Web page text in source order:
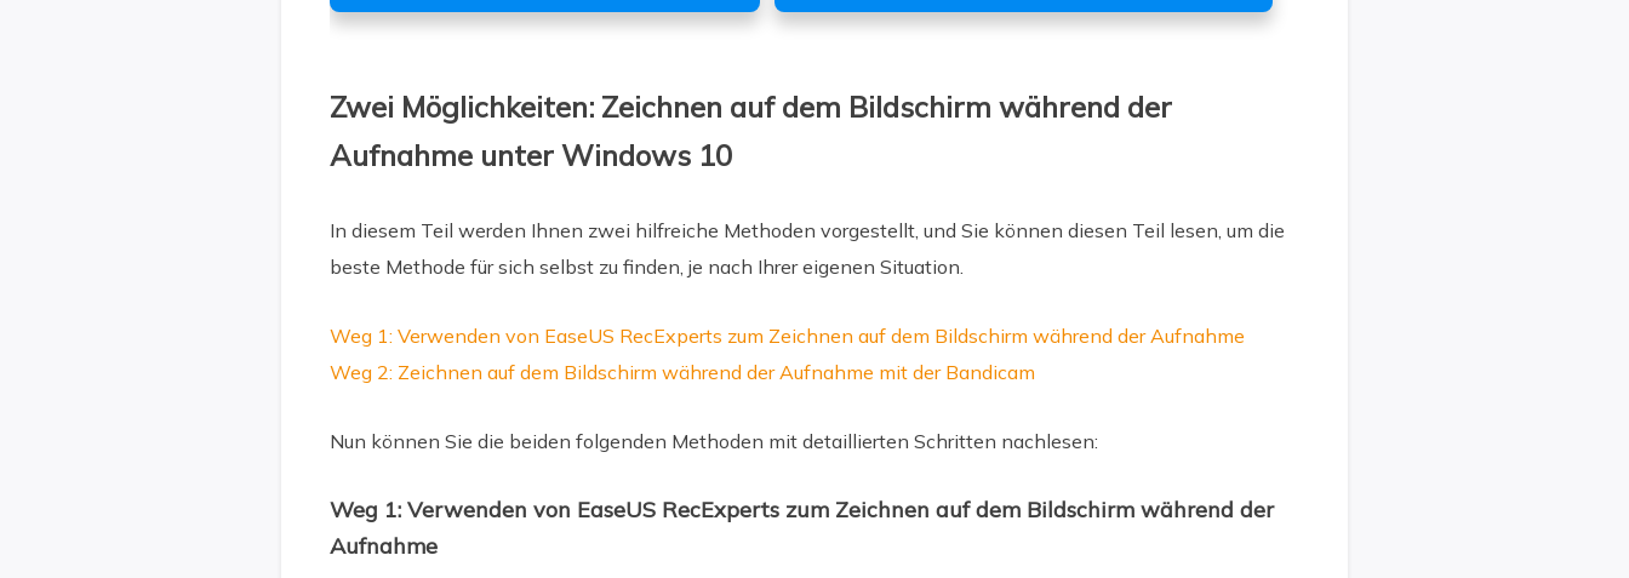
Zwei Möglichkeiten: Zeichnen auf dem Bildschirm während der
Aufnahme unter Windows 10
In diesem Teil werden Ihnen zwei hilfreiche Methoden vorgestellt, und Sie können diesen Teil lesen, um die
beste Methode für sich selbst zu finden, je nach Ihrer eigenen Situation.
Weg 1: Verwenden von EaseUS RecExperts zum Zeichnen auf dem Bildschirm während der Aufnahme
Weg 2: Zeichnen auf dem Bildschirm während der Aufnahme mit der Bandicam
Nun können Sie die beiden folgenden Methoden mit detaillierten Schritten nachlesen:
Weg 1: Verwenden von EaseUS RecExperts zum Zeichnen auf dem Bildschirm während der
Aufnahme